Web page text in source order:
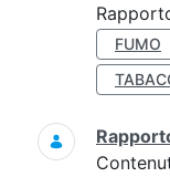
FUMO